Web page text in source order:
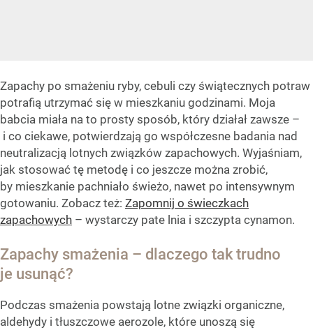
Zapachy po smażeniu ryby, cebuli czy świątecznych potraw
potrafią utrzymać się w mieszkaniu godzinami. Moja
babcia miała na to prosty sposób, który działał zawsze –
i co ciekawe, potwierdzają go współczesne badania nad
neutralizacją lotnych związków zapachowych. Wyjaśniam,
jak stosować tę metodę i co jeszcze można zrobić,
by mieszkanie pachniało świeżo, nawet po intensywnym
gotowaniu. Zobacz też: Zapomnij o świeczkach
zapachowych – wystarczy pate lnia i szczypta cynamon.
Zapachy smażenia – dlaczego tak trudno
je usunąć?
Podczas smażenia powstają lotne związki organiczne,
aldehydy i tłuszczowe aerozole, które unoszą się